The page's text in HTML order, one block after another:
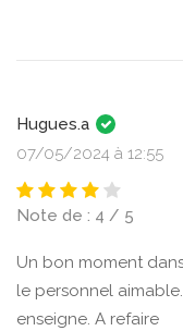
Hugues.a
07/05/2024 à 12:55
Note de : 4 / 5
Un bon moment
le personnel
enseigne. A refaire